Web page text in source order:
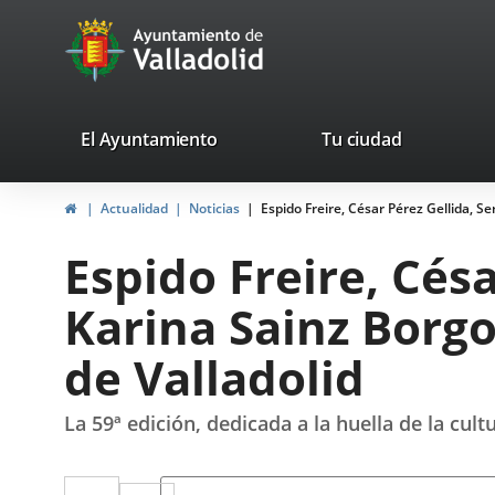
Portal
Web
Ayuntamiento
de
valladolid.es
El Ayuntamiento Tu ciudad
InicioActualidad Noticias Espido Freire, César Pérez Gellida,
Espido Freire,
Karina Sainz
de Valladolid
La 59ª edición, dedicada a la huella de la